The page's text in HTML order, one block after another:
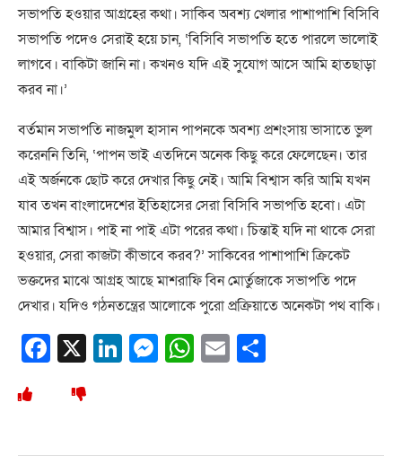
সভাপতি হওয়ার আগ্রহের কথা। সাকিব অবশ্য খেলার পাশাপাশি বিসিবি
সভাপতি পদেও সেরাই হয়ে চান, ‘বিসিবি সভাপতি হতে পারলে ভালোই
লাগবে। বাকিটা জানি না। কখনও যদি এই সুযোগ আসে আমি হাতছাড়া
করব না।’
বর্তমান সভাপতি নাজমুল হাসান পাপনকে অবশ্য প্রশংসায় ভাসাতে ভুল
করেননি তিনি, ‘পাপন ভাই এতদিনে অনেক কিছু করে ফেলেছেন। তার
এই অর্জনকে ছোট করে দেখার কিছু নেই। আমি বিশ্বাস করি আমি যখন
যাব তখন বাংলাদেশের ইতিহাসের সেরা বিসিবি সভাপতি হবো। এটা
আমার বিশ্বাস। পাই না পাই এটা পরের কথা। চিন্তাই যদি না থাকে সেরা
হওয়ার, সেরা কাজটা কীভাবে করব?’ সাকিবের পাশাপাশি ক্রিকেট
ভক্তদের মাঝে আগ্রহ আছে মাশরাফি বিন মোর্তুজাকে সভাপতি পদে
দেখার। যদিও গঠনতন্ত্রের আলোকে পুরো প্রক্রিয়াতে অনেকটা পথ বাকি।
Facebook
X LinkedIn
Messenger
WhatsApp
Email